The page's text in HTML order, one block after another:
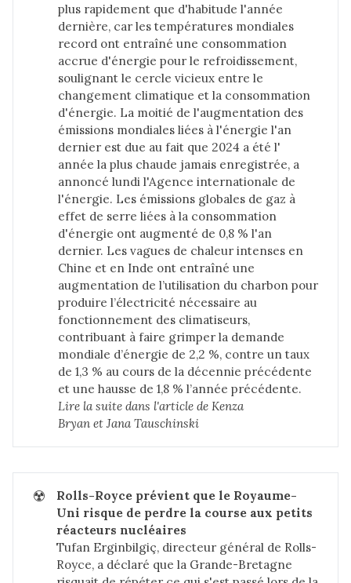
plus rapidement que d'habitude l'année
dernière, car les températures mondiales
record ont entraîné une consommation
accrue d'énergie pour le refroidissement,
soulignant le cercle vicieux entre le
changement climatique et la consommation
d'énergie. La moitié de l'augmentation des
émissions mondiales liées à l'énergie l'an
dernier est due au fait que 2024 a été l'
année la plus chaude jamais enregistrée, a
annoncé lundi l'Agence internationale de
l'énergie. Les émissions globales de gaz à
effet de serre liées à la consommation
d'énergie ont augmenté de 0,8 % l'an
dernier. Les vagues de chaleur intenses en
Chine et en Inde ont entraîné une
augmentation de l’utilisation du charbon pour
produire l’électricité nécessaire au
fonctionnement des climatiseurs,
contribuant à faire grimper la demande
mondiale d’énergie de 2,2 %, contre un taux
de 1,3 % au cours de la décennie précédente
et une hausse de 1,8 % l’année précédente.
Lire la suite dans l'article de Kenza
Bryan et Jana Tauschinski
☢️
Rolls-Royce prévient que le Royaume-
Uni risque de perdre la course aux petits
réacteurs nucléaires
Tufan Erginbilgiç, directeur général de Rolls-
Royce, a déclaré que la Grande-Bretagne